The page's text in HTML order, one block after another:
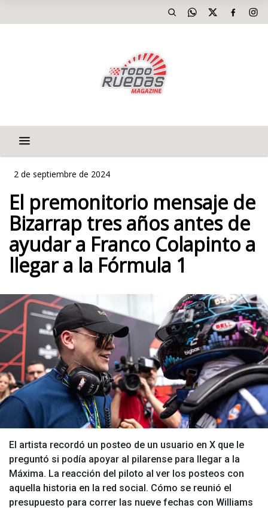
2 de septiembre de 2024
El premonitorio mensaje de
Bizarrap tres años antes de
ayudar a Franco Colapinto a
llegar a la Fórmula 1
El artista recordó un posteo de un usuario en X que le
preguntó si podía apoyar al pilarense para llegar a la
Máxima. La reacción del piloto al ver los posteos con
aquella historia en la red social. Cómo se reunió el
presupuesto para correr las nueve fechas con Williams